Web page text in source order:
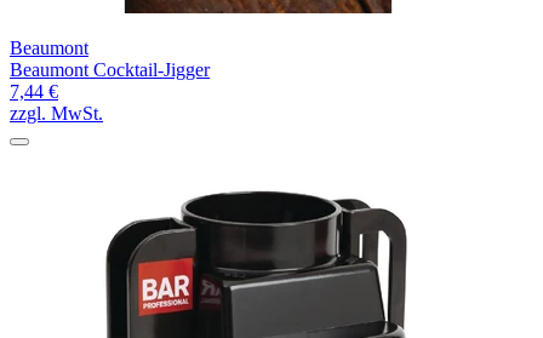
Beaumont
Beaumont Cocktail-Jigger
7,44 €
zzgl. MwSt.